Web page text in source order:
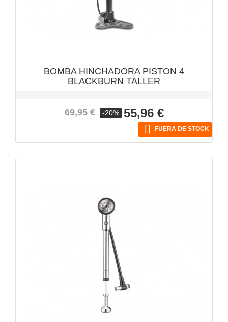
BOMBA HINCHADORA PISTON 4
BLACKBURN TALLER
Precio
69,95 € -20% Precio
55,96 €
 FUERA DE STOCK
VISTA RÁPIDA
VISTA RÁPIDA